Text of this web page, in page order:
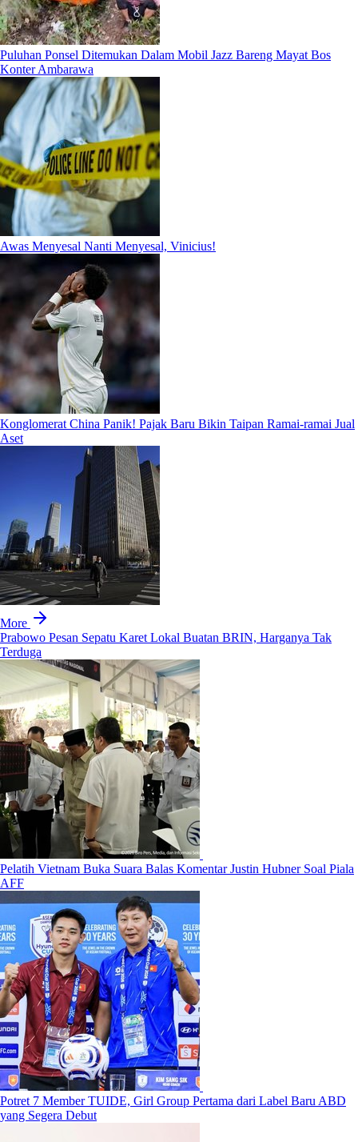
Puluhan Ponsel Ditemukan Dalam Mobil Jazz Bareng Mayat Bos
Konter Ambarawa
Awas Menyesal Nanti Menyesal, Vinicius!
Konglomerat China Panik! Pajak Baru Bikin Taipan Ramai-ramai Jual
Aset
More
Prabowo Pesan Sepatu Karet Lokal Buatan BRIN, Harganya Tak
Terduga
Pelatih Vietnam Buka Suara Balas Komentar Justin Hubner Soal Piala
AFF
Potret 7 Member TUIDE, Girl Group Pertama dari Label Baru ABD
yang Segera Debut